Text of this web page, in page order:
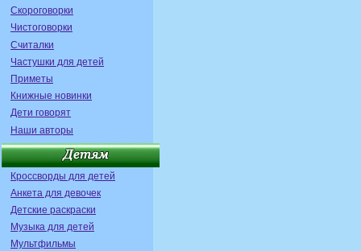
Скороговорки
Чистоговорки
Считалки
Частушки для детей
Приметы
Книжные новинки
Дети говорят
Наши авторы
Кроссворды для детей
Анкета для девочек
Детские раскраски
Музыка для детей
Мультфильмы